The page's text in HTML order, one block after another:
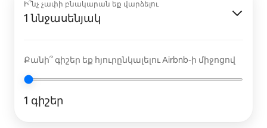
Ի՞նչ չափի բնակարան եք վարձելու
1 ննջասենյակ
Քանի՞ գիշեր եք հյուրընկալելու Airbnb-ի միջոցով
1 գիշեր